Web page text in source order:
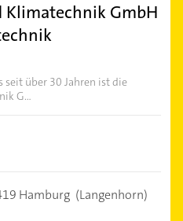
Klimatechnik GmbH
über 30 Jahren ist die
G...
Hamburg (Langenhorn)